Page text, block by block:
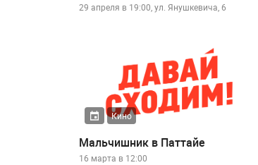
29 апреля в 19:00, ул. Янушкевича, 6
Кино
Мальчишник в Паттайе
16 марта в 12:00